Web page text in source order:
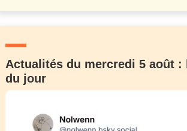
Actualités du mercredi 5 août :
du jour